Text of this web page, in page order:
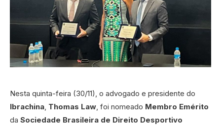
Nesta quinta-feira (30/11), o advogado e presidente do
Ibrachina Thomas Law , foi nomeado Membro Emérito
da Sociedade Brasileira de Direito Desportivo